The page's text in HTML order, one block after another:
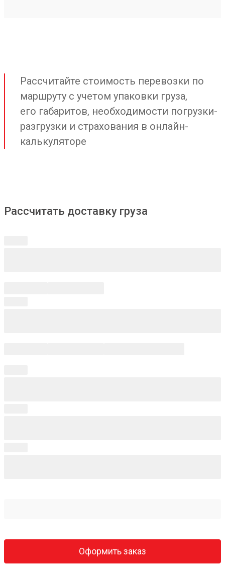
Рассчитайте стоимость перевозки по
маршруту с учетом упаковки груза,
его габаритов, необходимости погрузки-
разгрузки и страхования в онлайн-
калькуляторе
Рассчитать доставку груза
Оформить заказ